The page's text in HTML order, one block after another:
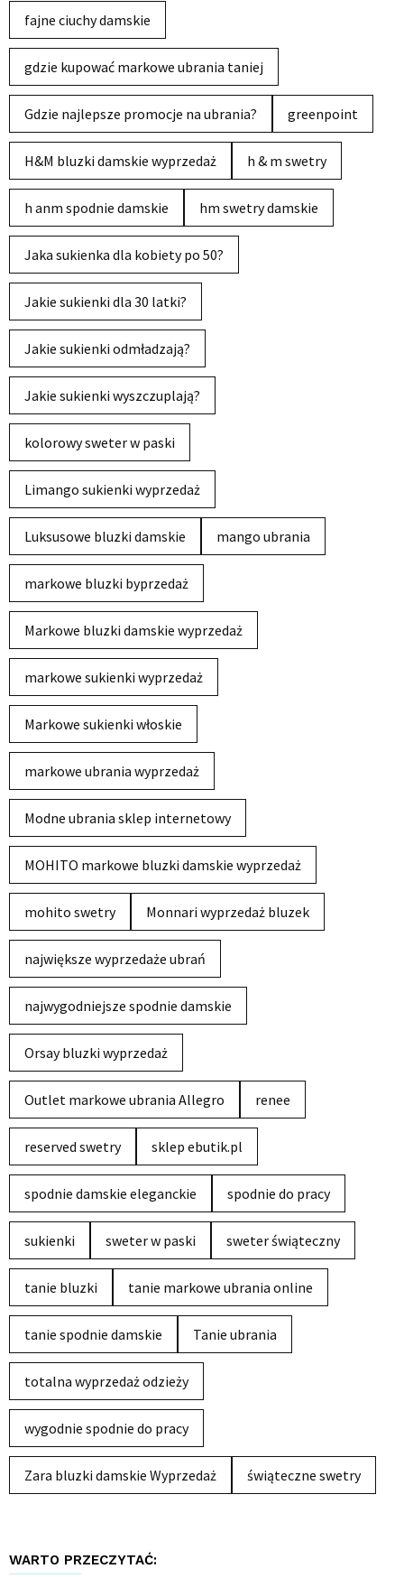
fajne ciuchy damskie
gdzie kupować markowe ubrania taniej
Gdzie najlepsze promocje na ubrania? greenpoint
H&M bluzki damskie wyprzedaż h & m swetry
h anm spodnie damskie hm swetry damskie
Jaka sukienka dla kobiety po 50?
Jakie sukienki dla 30 latki?
Jakie sukienki odmładzają?
Jakie sukienki wyszczuplają?
kolorowy sweter w paski
Limango sukienki wyprzedaż
Luksusowe bluzki damskie mango ubrania
markowe bluzki byprzedaż
Markowe bluzki damskie wyprzedaż
markowe sukienki wyprzedaż
Markowe sukienki włoskie
markowe ubrania wyprzedaż
Modne ubrania sklep internetowy
MOHITO markowe bluzki damskie wyprzedaż
mohito swetry Monnari wyprzedaż bluzek
największe wyprzedaże ubrań
najwygodniejsze spodnie damskie
Orsay bluzki wyprzedaż
Outlet markowe ubrania Allegro renee
reserved swetry sklep ebutik.pl
spodnie damskie eleganckie spodnie do pracy
sukienki sweter w paski sweter świąteczny
tanie bluzki tanie markowe ubrania online
tanie spodnie damskie Tanie ubrania
totalna wyprzedaż odzieży
wygodnie spodnie do pracy
Zara bluzki damskie Wyprzedaż świąteczne swetry
WARTO PRZECZYTAĆ: